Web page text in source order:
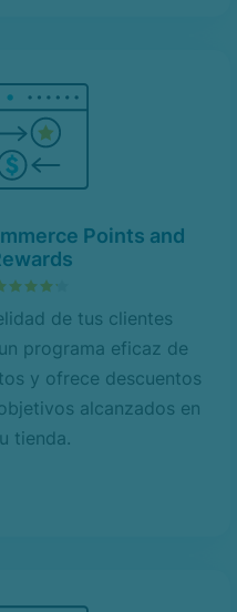
Points and
de tus clientes
programa eficaz de
y ofrece descuentos
alcanzados en
tienda.